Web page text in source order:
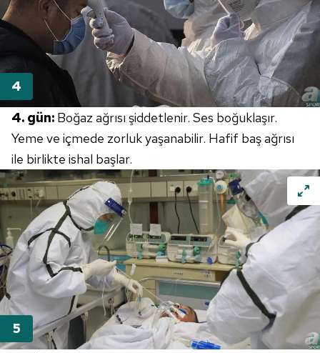
4. gün: Boğaz ağrısı şiddetlenir. Ses boğuklaşır.
Yeme ve içmede zorluk yaşanabilir. Hafif baş ağrısı
ile birlikte ishal başlar.